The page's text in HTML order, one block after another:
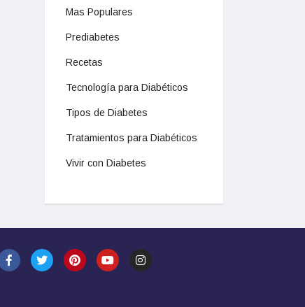
Mas Populares
Prediabetes
Recetas
Tecnología para Diabéticos
Tipos de Diabetes
Tratamientos para Diabéticos
Vivir con Diabetes